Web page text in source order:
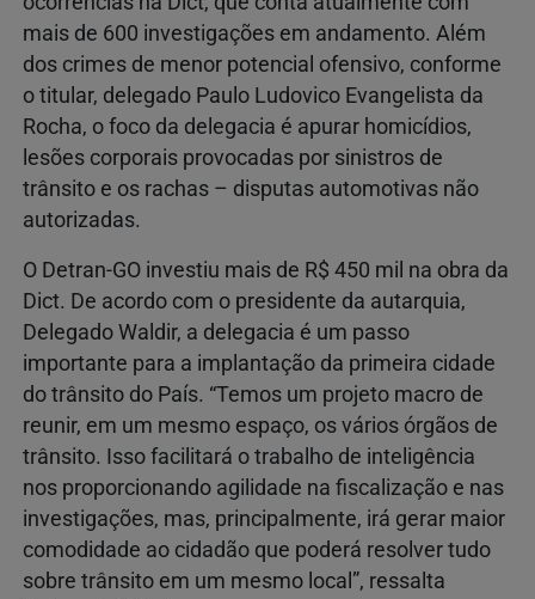
mais de 600 investigações em andamento. Além
dos crimes de menor potencial ofensivo, conforme
o titular, delegado Paulo Ludovico Evangelista da
Rocha, o foco da delegacia é apurar homicídios,
lesões corporais provocadas por sinistros de
trânsito e os rachas – disputas automotivas não
autorizadas.
O Detran-GO investiu mais de R$ 450 mil na obra da
Dict. De acordo com o presidente da autarquia,
Delegado Waldir, a delegacia é um passo
importante para a implantação da primeira cidade
do trânsito do País. “Temos um projeto macro de
reunir, em um mesmo espaço, os vários órgãos de
trânsito. Isso facilitará o trabalho de inteligência
nos proporcionando agilidade na fiscalização e nas
investigações, mas, principalmente, irá gerar maior
comodidade ao cidadão que poderá resolver tudo
sobre trânsito em um mesmo local”, ressalta